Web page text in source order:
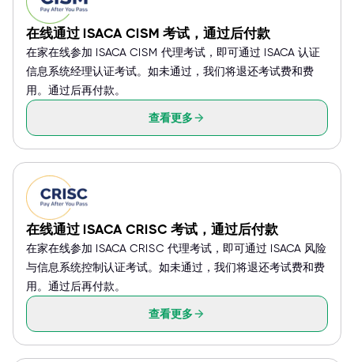
在线通过 ISACA CISM 考试，通过后付款
在家在线参加 ISACA CISM 代理考试，即可通过 ISACA 认证
信息系统经理认证考试。如未通过，我们将退还考试费和费
用。通过后再付款。
查看更多
在线通过 ISACA CRISC 考试，通过后付款
在家在线参加 ISACA CRISC 代理考试，即可通过 ISACA 风险
与信息系统控制认证考试。如未通过，我们将退还考试费和费
用。通过后再付款。
查看更多